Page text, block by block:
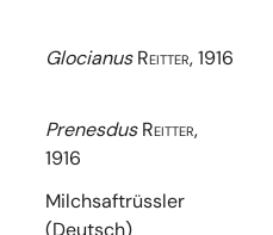
Glocianus Reitter, 1916
Prenesdus Reitter,
1916
Milchsaftrüssler
(Deutsch)